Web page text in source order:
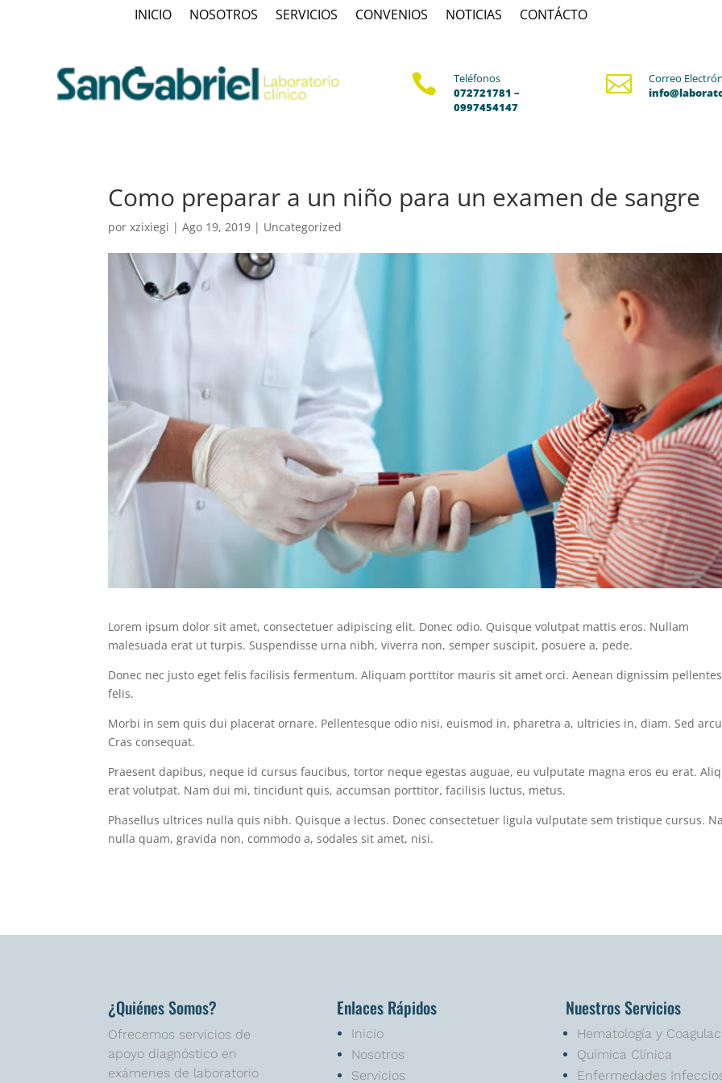
INICIO NOSOTROS SERVICIOS CONVENIOS NOTICIAS CONTÁCTO

Teléfonos
072721781 –
0997454147

Correo
Como preparar a un niño para un examen de sangre
porxzixiegi |Ago 19, 2019 | Uncategorized
Lorem ipsum dolor sit amet, consectetuer adipiscing elit. Donec odio. Quisque volutpat mattis eros. Nullam
malesuada erat ut turpis. Suspendisse urna nibh, viverra non, semper suscipit, posuere a, pede.
Donec nec justo eget felis facilisis fermentum. Aliquam porttitor mauris sit amet orci. Aenean dignissim
felis.
Morbi in sem quis dui placerat ornare. Pellentesque odio nisi, euismod in, pharetra a, ultricies in, diam. Sed
Cras consequat.
Praesent dapibus, neque id cursus faucibus, tortor neque egestas auguae, eu vulputate magna eros eu erat.
erat volutpat. Nam dui mi, tincidunt quis, accumsan porttitor, facilisis luctus, metus.
Phasellus ultrices nulla quis nibh. Quisque a lectus. Donec consectetuer ligula vulputate sem tristique cursus.
nulla quam, gravida non, commodo a, sodales sit amet, nisi.
¿Quiénes Somos?
Ofrecemos servicios de
apoyo diagnóstico en
exámenes de laboratorio
Enlaces Rápidos
Inicio
Nosotros
Servicios
Nuestros Servicios
Hematología y
Química Clínica
Enfermedades